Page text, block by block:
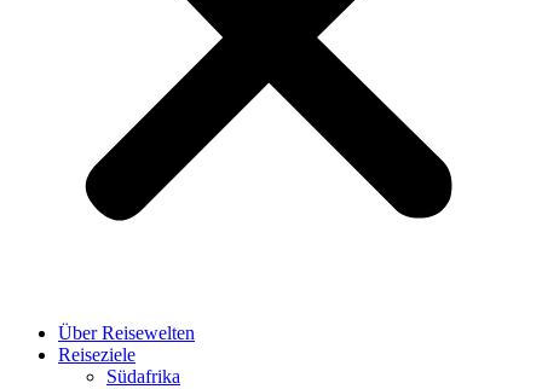
Über Reisewelten
Reiseziele
Südafrika